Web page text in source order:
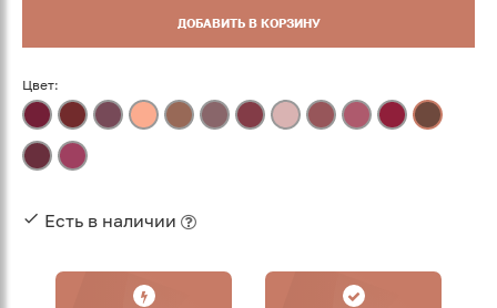
ДОБАВИТЬ В КОРЗИНУ
Цвет:
Есть в наличии